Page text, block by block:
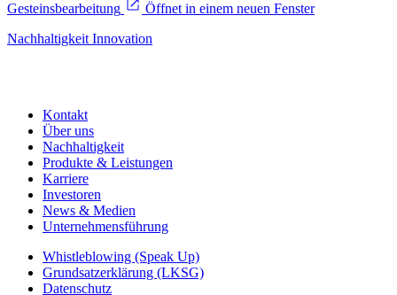
Gesteinsbearbeitung
Öffnet in einem neuen Fenster
NachhaltigkeitInnovation
Kontakt
Über uns
Nachhaltigkeit
Produkte & Leistungen
Karriere
Investoren
News & Medien
Unternehmensführung
Whistleblowing (Speak Up)
Grundsatzerklärung (LKSG)
Datenschutz